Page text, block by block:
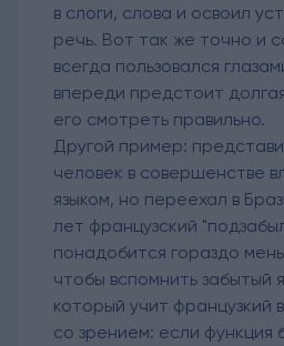
в слоги, слова и освоил
речь. Вот так же точно и
всегда пользовался
впереди предстоит
его смотреть правильно.
Другой пример:
человек в совершенстве
языком, но переехал в
лет французский
понадобится гораздо
чтобы вспомнить забытый
который учит французкий
со зрением: если